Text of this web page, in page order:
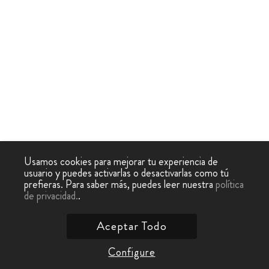
Usamos cookies para mejorar tu experiencia de
usuario y puedes activarlas o desactivarlas como tú
prefieras. Para saber más, puedes leer nuestrapolítica
de privacidad..
Configure
Aceptar Todo